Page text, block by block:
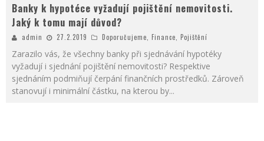
Banky k hypotéce vyžadují pojištění nemovitosti.
Jaký k tomu mají důvod?
admin 27.2.2019 Doporučujeme Finance Pojištění
Zarazilo vás, že všechny banky při sjednávání hypotéky
vyžadují i sjednání pojištění nemovitosti? Respektive
sjednáním podmiňují čerpání finančních prostředků. Zároveň
stanovují i minimální částku, na kterou by...